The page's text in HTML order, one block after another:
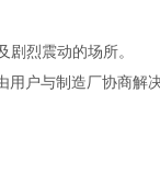
剧烈震动的场所。
户与制造厂协商解决